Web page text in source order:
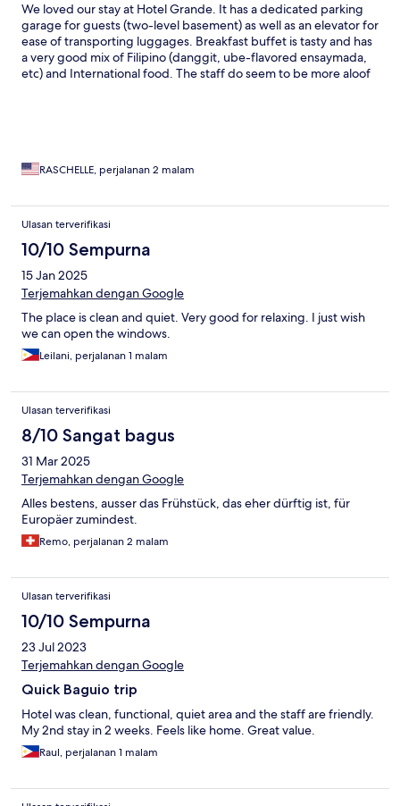
We loved our stay at Hotel Grande. It has a dedicated parking
garage for guests (two-level basement) as well as an elevator for
ease of transporting luggages. Breakfast buffet is tasty and has
a very good mix of Filipino (danggit, ube-flavored ensaymada,
etc) and International food. The staff do seem to be more aloof
and clean. We hear guests from the hallway but not once
stocked, there is hot water and water pressure is great.
RASCHELLE, perjalanan 2 malam
Ulasan terverifikasi
10/10 Sempurna
15 Jan 2025
Terjemahkan dengan Google
The place is clean and quiet. Very good for relaxing. I just wish
we can open the windows.
Leilani, perjalanan 1 malam
Ulasan terverifikasi
8/10 Sangat bagus
31 Mar 2025
Terjemahkan dengan Google
Alles bestens, ausser das Frühstück, das eher dürftig ist, für
Europäer zumindest.
Remo, perjalanan 2 malam
Ulasan terverifikasi
10/10 Sempurna
23 Jul 2023
Terjemahkan dengan Google
Quick Baguio trip
Hotel was clean, functional, quiet area and the staff are friendly.
My 2nd stay in 2 weeks. Feels like home. Great value.
Raul, perjalanan 1 malam